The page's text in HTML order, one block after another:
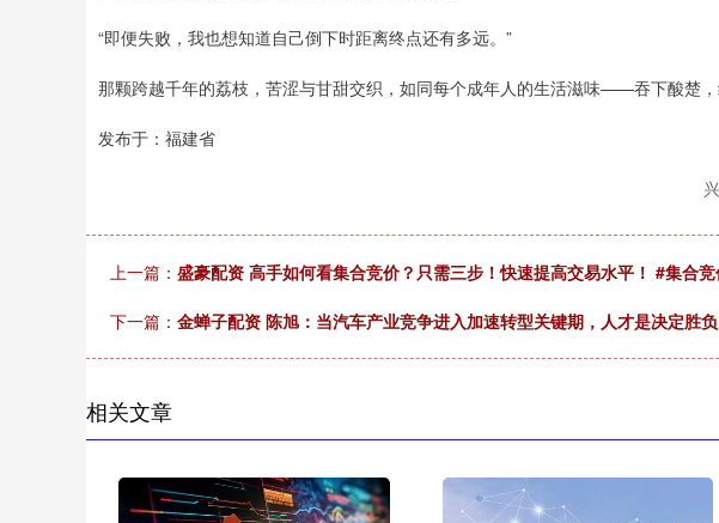
“即便失败，我也想知道自己倒下时距离终点还有多远。”
那颗跨越千年的荔枝，苦涩与甘甜交织，如同每个成年人的生活滋味——吞下酸楚，
发布于：福建省
上一篇： 盛豪配资 高手如何看集合竞价？只需三步！快速提高交易水平！ #集合
下一篇： 金蝉子配资 陈旭：当汽车产业竞争进入加速转型关键期，人才是决定胜
相关文章